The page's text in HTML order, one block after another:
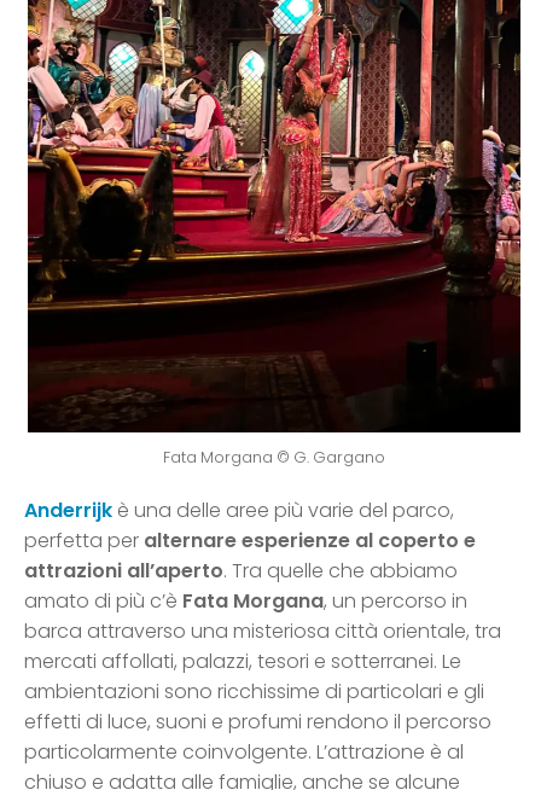
Fata Morgana © G. Gargano
Anderrijk è una delle aree più varie del parco,
perfetta per alternare esperienze al coperto e
attrazioni all’aperto. Tra quelle che abbiamo
amato di più c’è Fata Morgana, un percorso in
barca attraverso una misteriosa città orientale, tra
mercati affollati, palazzi, tesori e sotterranei. Le
ambientazioni sono ricchissime di particolari e gli
effetti di luce, suoni e profumi rendono il percorso
particolarmente coinvolgente. L’attrazione è al
chiuso e adatta alle famiglie, anche se alcune